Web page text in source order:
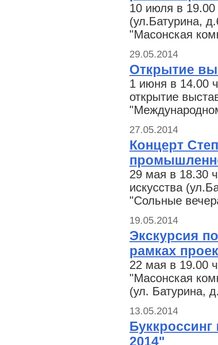
10 июля в
(ул.Батурина,
"Масонская
29.05.2014
Открытие
1 июня в 14.00
открытие
27.05.2014
Концерт
29 мая в 18.30
искусства
"Сольные
19.05.2014
Экскурсия
рамках
22 мая в 19.00
"Масонская
(ул. Батурина,
13.05.2014
2014"